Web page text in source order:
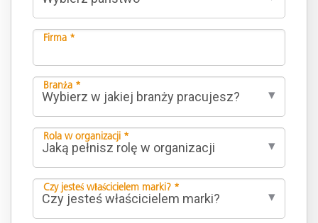
Firma *
Branża *
Rola w organizacji *
Czy jesteś właścicielem marki? *